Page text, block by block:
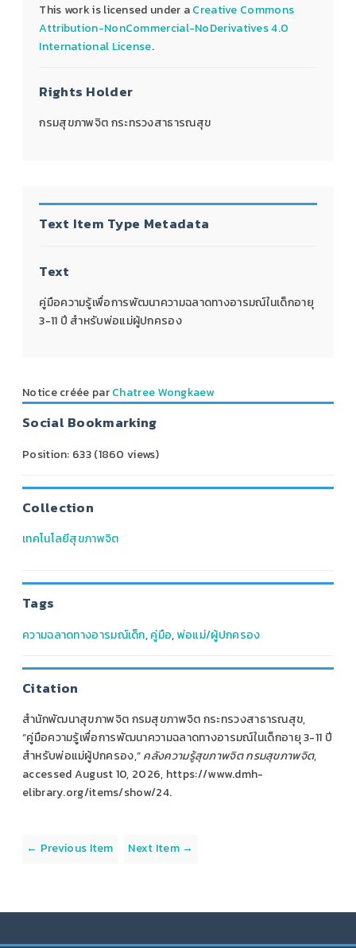
This work is licensed under aCreative Commons
Attribution-NonCommercial-NoDerivatives 4.0
International License.
Rights Holder
กรมสุขภาพจิต กระทรวงสาธารณสุข
Text Item Type Metadata
Text
คู่มือความรู้เพื่อการพัฒนาความฉลาดทางอารมณ์ในเด็กอายุ
3-11 ปี สำหรับพ่อแม่ผู้ปกครอง
Notice créée parChatree Wongkaew
Social Bookmarking
Position: 633(1860 views)
Collection
เทคโนโลยีสุขภาพจิต
Tags
ความฉลาดทางอารมณ์เด็ก,คู่มือ,พ่อแม่/ผู้ปกครอง
Citation
สำนักพัฒนาสุขภาพจิต กรมสุขภาพจิต กระทรวงสาธารณสุข,
“คู่มือความรู้เพื่อการพัฒนาความฉลาดทางอารมณ์ในเด็กอายุ 3-11 ปี
สำหรับพ่อแม่ผู้ปกครอง,”คลังความรู้สุขภาพจิต กรมสุขภาพจิต,
accessed August 10, 2026, https://www.dmh-
elibrary.org/items/show/24.
← Previous Item Next Item →